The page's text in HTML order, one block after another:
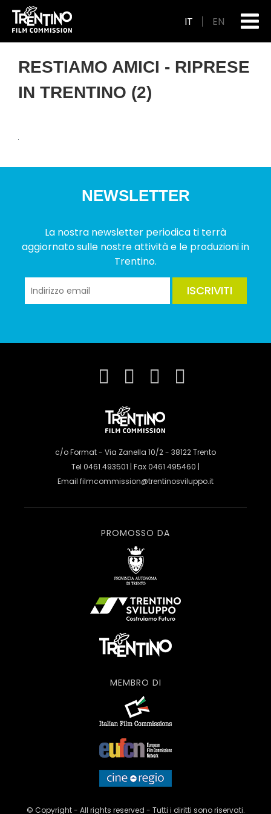
IT EN
RESTIAMO AMICI - RIPRESE
IN TRENTINO (2)
NEWSLETTER
La nostra newsletter periodica ti terrà
aggiornato sulle nostre attività e le produzioni in
Trentino.
ISCRIVITI
c/o Format - Via Zanella 10/2 - 38122 Trento
Tel 0461.493501 | Fax 0461.495460 |
Email filmcommission@trentinosviluppo.it
PROMOSSO DA
MEMBRO DI
© Copyright - All rights reserved - Tutti i diritti sono riservati.